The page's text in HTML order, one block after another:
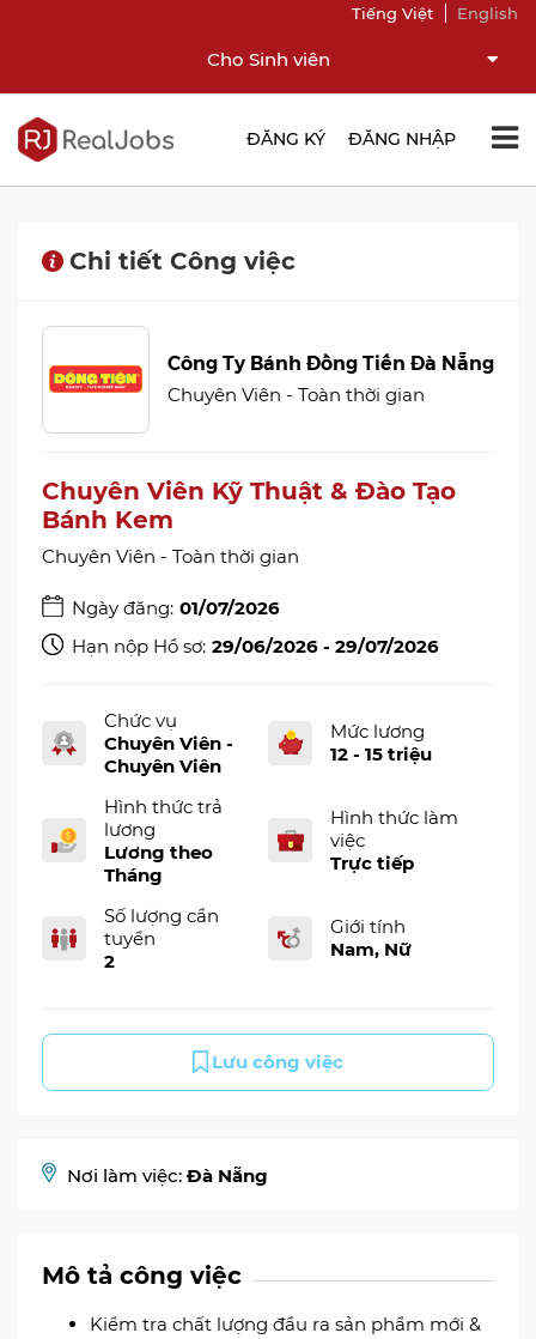
Cho Sinh viên
Tiếng Việt English
ĐĂNG KÝ ĐĂNG NHẬP
Chi tiết Công việc
Công Ty Bánh Đồng Tiến Đà Nẵng
Chuyên Viên - Toàn thời gian
Chuyên Viên Kỹ Thuật & Đào Tạo
Bánh Kem
Chuyên Viên - Toàn thời gian
Ngày đăng: 01/07/2026
Hạn nộp Hồ sơ: 29/06/2026 - 29/07/2026
Chức vụ
Chuyên Viên -
Chuyên Viên
Mức lương
12 - 15 triệu
Hình thức trả
lương
Lương theo
Tháng
Hình thức làm
việc
Trực tiếp
Số lượng cần
tuyển
2
Giới tính
Nam, Nữ
Lưu công việc
Nơi làm việc: Đà Nẵng
Mô tả công việc
Kiểm tra chất lượng đầu ra sản phẩm mới &